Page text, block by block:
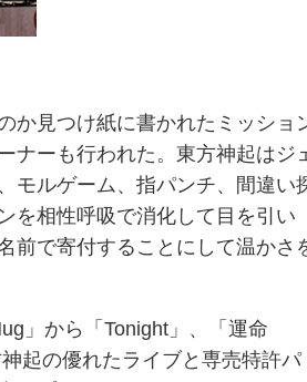
か見つけ紙に書かれたミッショ
ナーも行われた。東方神起はジ
モルゲーム、指パンチ、間違い
を相性呼吸で消化して目を引い
前で寄付することにして温かさ
」から「Tonight」、「運命
起の優れたライブと専売特許パ